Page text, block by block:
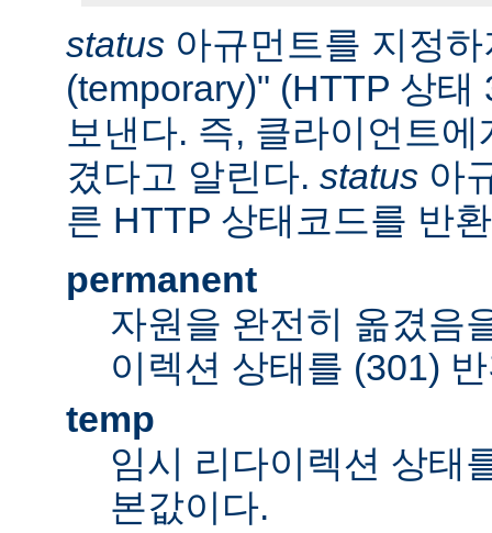
status 아규먼트를 지정
(temporary)" (HTTP 상태
보낸다. 즉, 클라이언트
겼다고 알린다. status 아
른 HTTP 상태코드를 반
permanent
자원을 완전히 옮겼음
이렉션 상태를 (301)
temp
임시 리다이렉션 상태
본값이다.